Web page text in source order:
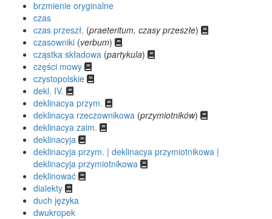
brzmienie oryginalne
czas
czas przeszł. (praeteritum, czasy przeszłe)
czasowniki (verbum)
cząstka składowa (partykula)
części mowy
czystopolskie
dekl. IV.
deklinacya przym.
deklinacya rzeczownikowa (przymiotników)
deklinacya zaim.
deklinacyja
deklinacyja przym. | deklinacya przymiotnikowa |
deklinacyja przymiotnikowa
deklinować
dialekty
duch języka
dwukropek